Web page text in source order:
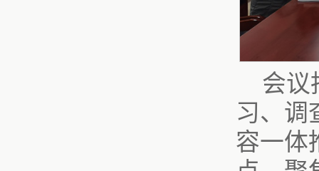
会议
习、调
容一体